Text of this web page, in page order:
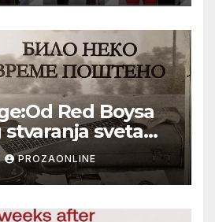
filma Palić
Red Boysa
sveta
pošteno)
Sremca,
godine,
PROZAONLINE